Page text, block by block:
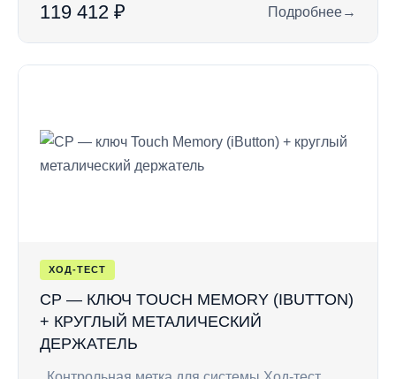
119 412 ₽ Подробнее
: LUXIV 64/3000 —
→
ХОД-ТЕСТ
CP — КЛЮЧ TOUCH MEMORY (IBUTTON)
+ КРУГЛЫЙ МЕТАЛИЧЕСКИЙ
ДЕРЖАТЕЛЬ